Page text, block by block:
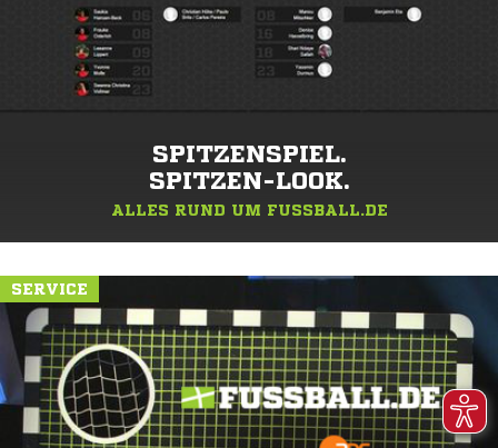
SPITZENSPIEL.
SPITZEN-LOOK.
ALLES RUND UM FUSSBALL.DE
SERVICE